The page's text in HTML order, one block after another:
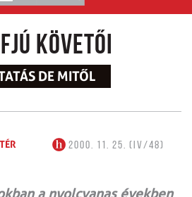
követői
DE MITŐL
2000. 11. 25. (IV/48)
a nyolcvanas években